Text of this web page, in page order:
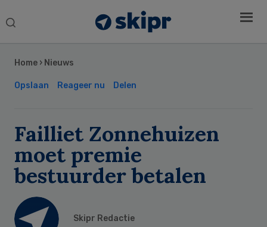
Search
Home › Nieuws
Opslaan Reageer nu Delen
Failliet Zonnehuizen
moet premie
bestuurder betalen
Skipr Redactie
Sidebar